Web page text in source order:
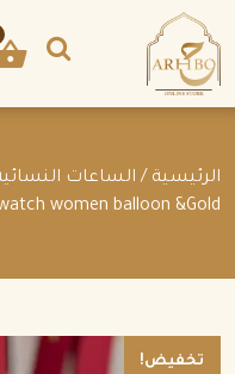
0
الرئيسية/الساعات النسائية
watch women balloon &Gold
تخفيض!